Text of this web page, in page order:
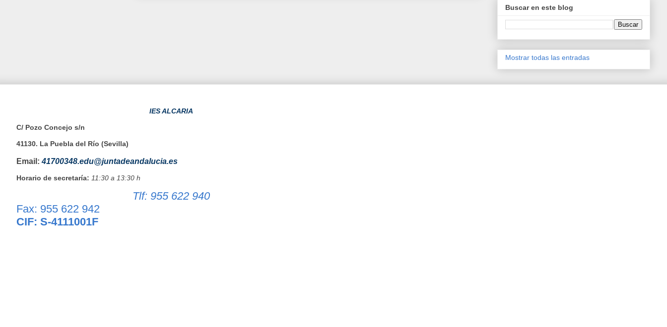
Buscar en este blog
Mostrar todas las entradas
IES ALCARIA
C/ Pozo Concejo s/n
41130. La Puebla del Río (Sevilla)
Email:41700348.edu@juntadeandalucia.es
Horario de secretaría: 11:30 a 13:30 h
Tlf: 955 622 940
Fax: 955 622 942
CIF: S-4111001F